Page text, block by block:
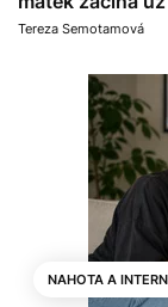
Tereza Semotamová
NAHOTA A